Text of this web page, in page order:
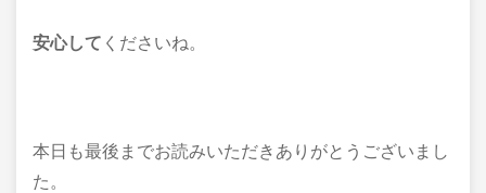
安心して くださいね。
本日も最後までお読みいただきありがとうございまし
た。